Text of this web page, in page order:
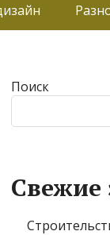
Поиск
Свежие